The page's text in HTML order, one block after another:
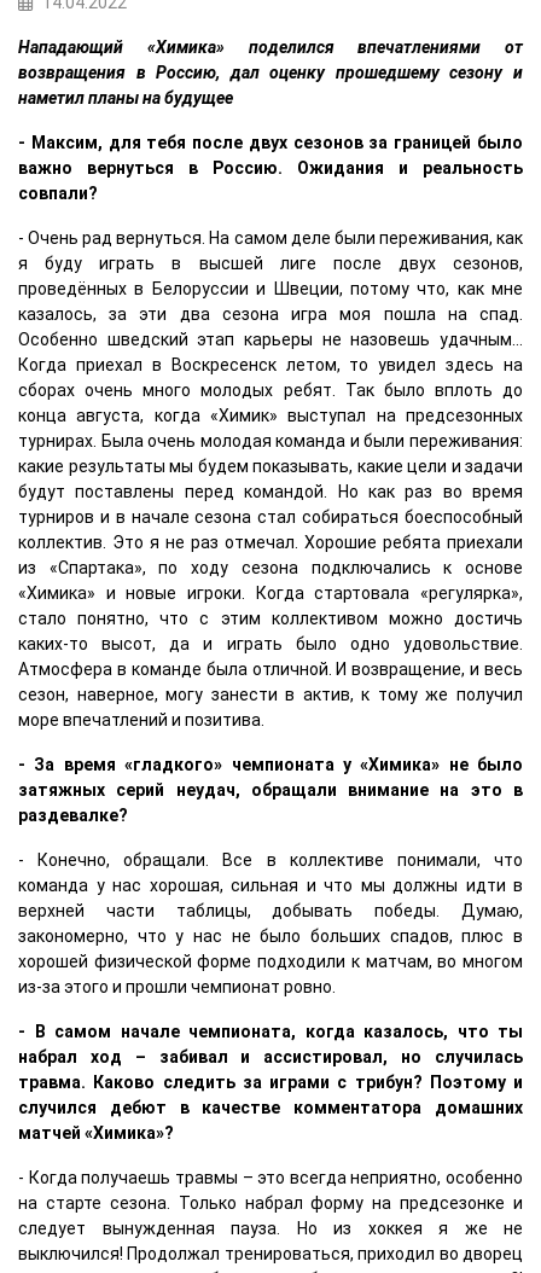
Нападающий «Химика» поделился впечатлениями от
возвращения в Россию, дал оценку прошедшему сезону и
наметил планы на будущее
- Максим, для тебя после двух сезонов за границей было
важно вернуться в Россию. Ожидания и реальность
совпали?
- Очень рад вернуться. На самом деле были переживания, как
я буду играть в высшей лиге после двух сезонов,
проведённых в Белоруссии и Швеции, потому что, как мне
казалось, за эти два сезона игра моя пошла на спад.
Особенно шведский этап карьеры не назовешь удачным…
Когда приехал в Воскресенск летом, то увидел здесь на
сборах очень много молодых ребят. Так было вплоть до
конца августа, когда «Химик» выступал на предсезонных
турнирах. Была очень молодая команда и были переживания:
какие результаты мы будем показывать, какие цели и задачи
будут поставлены перед командой. Но как раз во время
турниров и в начале сезона стал собираться боеспособный
коллектив. Это я не раз отмечал. Хорошие ребята приехали
из «Спартака», по ходу сезона подключались к основе
«Химика» и новые игроки. Когда стартовала «регулярка»,
стало понятно, что с этим коллективом можно достичь
каких-то высот, да и играть было одно удовольствие.
Атмосфера в команде была отличной. И возвращение, и весь
сезон, наверное, могу занести в актив, к тому же получил
море впечатлений и позитива.
- За время «гладкого» чемпионата у «Химика» не было
затяжных серий неудач, обращали внимание на это в
раздевалке?
- Конечно, обращали. Все в коллективе понимали, что
команда у нас хорошая, сильная и что мы должны идти в
верхней части таблицы, добывать победы. Думаю,
закономерно, что у нас не было больших спадов, плюс в
хорошей физической форме подходили к матчам, во многом
из-за этого и прошли чемпионат ровно.
- В самом начале чемпионата, когда казалось, что ты
набрал ход – забивал и ассистировал, но случилась
травма. Каково следить за играми с трибун? Поэтому и
случился дебют в качестве комментатора домашних
матчей «Химика»?
- Когда получаешь травмы – это всегда неприятно, особенно
на старте сезона. Только набрал форму на предсезонке и
следует вынужденная пауза. Но из хоккея я же не
выключился! Продолжал тренироваться, приходил во дворец